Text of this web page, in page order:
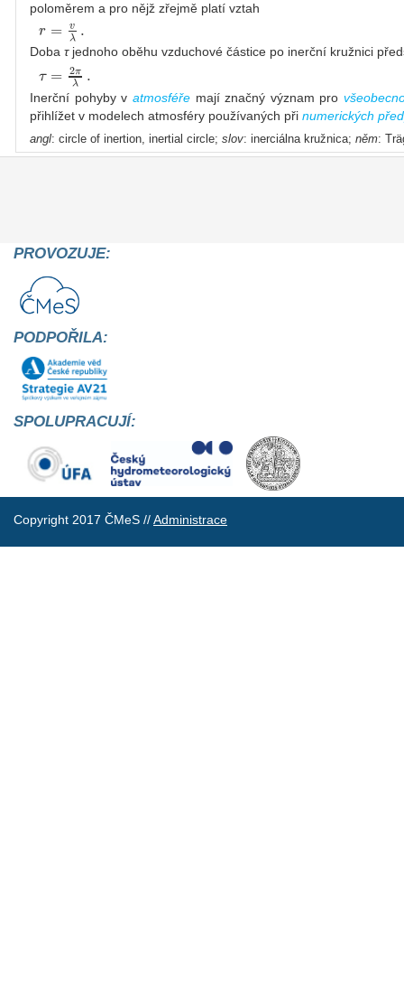
poloměrem a pro nějž zřejmě platí vztah
r = v
λ .
Doba τjednoho oběhu vzduchové částice po inerční kružnici
τ = 2π
λ .
Inerční pohyby v atmosféřemají značný význam pro
přihlížet v modelech atmosféry používaných při numerických
angl: circle of inertion, inertial circle; slov: inerciálna kružnica; něm:
PROVOZUJE:
PODPOŘILA:
SPOLUPRACUJÍ:
Copyright 2017 ČMeS //Administrace